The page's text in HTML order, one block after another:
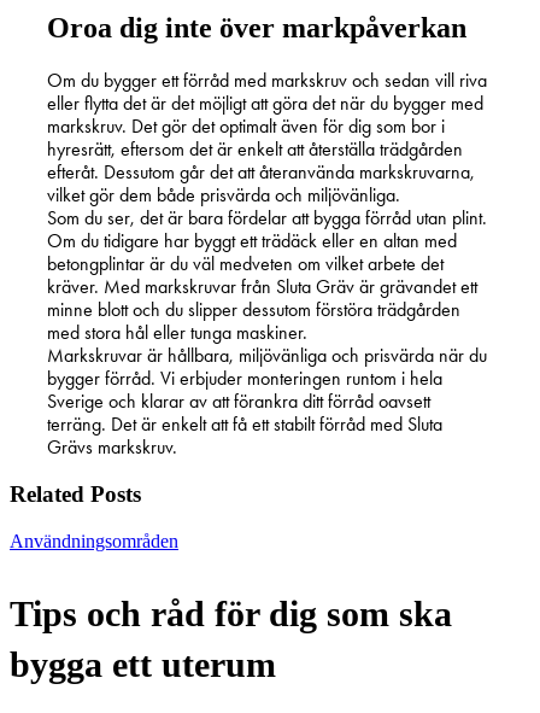
Oroa dig inte över markpåverkan
Om du bygger ett förråd med markskruv och sedan vill riva
eller flytta det är det möjligt att göra det när du bygger med
markskruv. Det gör det optimalt även för dig som bor i
hyresrätt, eftersom det är enkelt att återställa trädgården
efteråt. Dessutom går det att återanvända markskruvarna,
vilket gör dem både prisvärda och miljövänliga.
Som du ser, det är bara fördelar att bygga förråd utan plint.
Om du tidigare har byggt ett trädäck eller en altan med
betongplintar är du väl medveten om vilket arbete det
kräver. Med markskruvar från Sluta Gräv är grävandet ett
minne blott och du slipper dessutom förstöra trädgården
med stora hål eller tunga maskiner.
Markskruvar är hållbara, miljövänliga och prisvärda när du
bygger förråd. Vi erbjuder monteringen runtom i hela
Sverige och klarar av att förankra ditt förråd oavsett
terräng. Det är enkelt att få ett stabilt förråd med Sluta
Grävs markskruv.
Related Posts
Användningsområden
för
dig
ska
Tips och råd för dig som ska
bygga ett uterum